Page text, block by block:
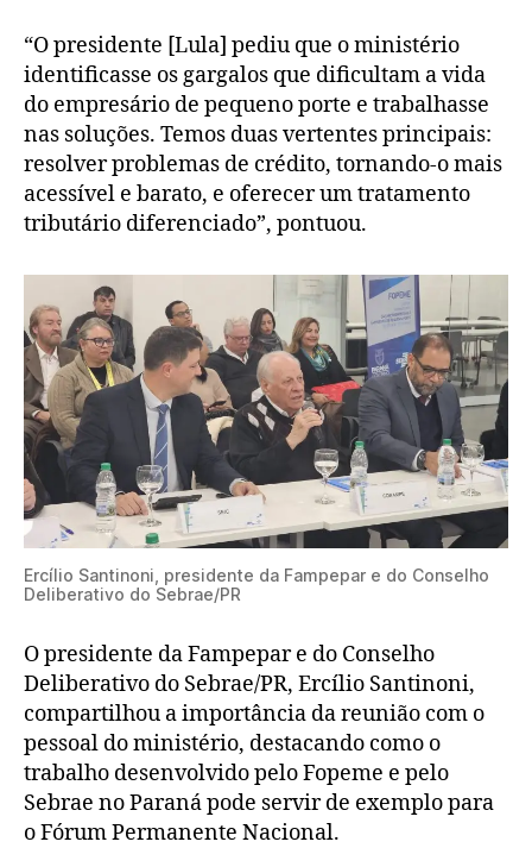
“O presidente [Lula] pediu que o ministério
identificasse os gargalos que dificultam a vida
do empresário de pequeno porte e trabalhasse
nas soluções. Temos duas vertentes principais:
resolver problemas de crédito, tornando-o mais
acessível e barato, e oferecer um tratamento
tributário diferenciado”, pontuou.
Ercílio Santinoni, presidente da Fampepar e do Conselho
Deliberativo do Sebrae/PR
O presidente da Fampepar e do Conselho
Deliberativo do Sebrae/PR, Ercílio Santinoni,
compartilhou a importância da reunião com o
pessoal do ministério, destacando como o
trabalho desenvolvido pelo Fopeme e pelo
Sebrae no Paraná pode servir de exemplo para
o Fórum Permanente Nacional.